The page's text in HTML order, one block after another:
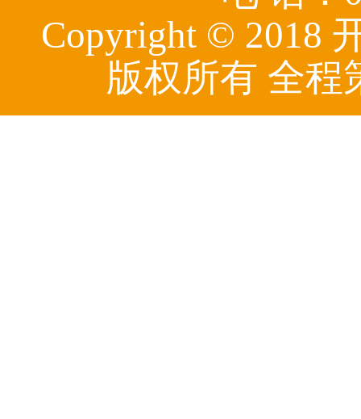
Copyright © 2018
版权所有 全程